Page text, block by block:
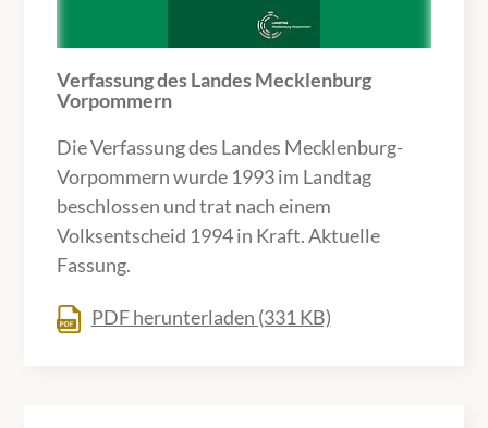
Verfassung des Landes Mecklenburg
Vorpommern
Die Verfassung des Landes Mecklenburg-
Vorpommern wurde 1993 im Landtag
beschlossen und trat nach einem
Volksentscheid 1994 in Kraft. Aktuelle
Fassung.
PDF herunterladen (331 KB)